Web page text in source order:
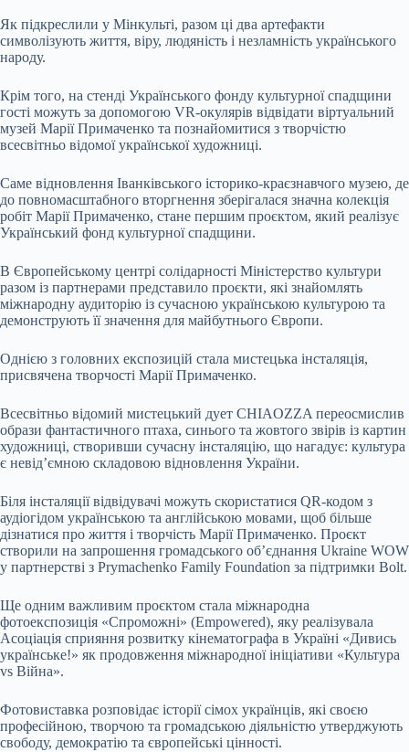
Як підкреслили у Мінкульті, разом ці два артефакти
символізують життя, віру, людяність і незламність українського
народу.
Крім того, на стенді Українського фонду культурної спадщини
гості можуть за допомогою VR-окулярів відвідати віртуальний
музей Марії Примаченко та познайомитися з творчістю
всесвітньо відомої української художниці.
Саме відновлення Іванківського історико-краєзнавчого музею, де
до повномасштабного вторгнення зберігалася значна колекція
робіт Марії Примаченко, стане першим проєктом, який реалізує
Український фонд культурної спадщини.
В Європейському центрі солідарності Міністерство культури
разом із партнерами представило проєкти, які знайомлять
міжнародну аудиторію із сучасною українською культурою та
демонструють її значення для майбутнього Європи.
Однією з головних експозицій стала мистецька інсталяція,
присвячена творчості Марії Примаченко.
Всесвітньо відомий мистецький дует CHIAOZZA переосмислив
образи фантастичного птаха, синього та жовтого звірів із картин
художниці, створивши сучасну інсталяцію, що нагадує: культура
є невід’ємною складовою відновлення України.
Біля інсталяції відвідувачі можуть скористатися QR-кодом з
аудіогідом українською та англійською мовами, щоб більше
дізнатися про життя і творчість Марії Примаченко. Проєкт
створили на запрошення громадського об’єднання Ukraine WOW
у партнерстві з Prymachenko Family Foundation за підтримки Bolt.
Ще одним важливим проєктом стала міжнародна
фотоекспозиція «Спроможні» (Empowered), яку реалізувала
Асоціація сприяння розвитку кінематографа в Україні «Дивись
українське!» як продовження міжнародної ініціативи «Культура
vs Війна».
Фотовиставка розповідає історії сімох українців, які своєю
професійною, творчою та громадською діяльністю утверджують
свободу, демократію та європейські цінності.